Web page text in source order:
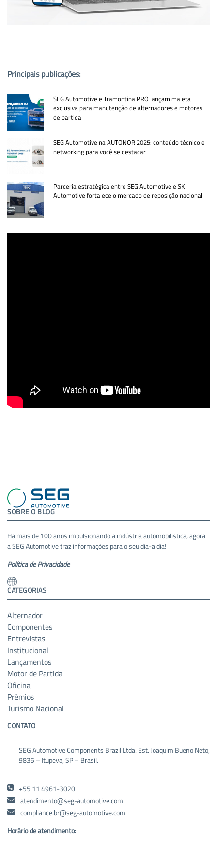
Principais publicações:
SEG Automotive e Tramontina PRO lançam maleta
exclusiva para manutenção de alternadores e motores
de partida
SEG Automotive na AUTONOR 2025: conteúdo técnico e
networking para você se destacar
Parceria estratégica entre SEG Automotive e SK
Automotive fortalece o mercado de reposição nacional
SOBRE O BLOG
Há mais de 100 anos impulsionando a indústria automobilística, agora
a SEG Automotive traz informações para o seu dia-a dia!
Política de Privacidade
CATEGORIAS
Alternador
Componentes
Entrevistas
Institucional
Lançamentos
Motor de Partida
Oficina
Prêmios
Turismo Nacional
CONTATO
SEG Automotive Components Brazil Ltda. Est. Joaquim Bueno Neto,
9835 – Itupeva, SP – Brasil.
+55 11 4961-3020
atendimento@seg-automotive.com
compliance.br@seg-automotive.com
Horário de atendimento: